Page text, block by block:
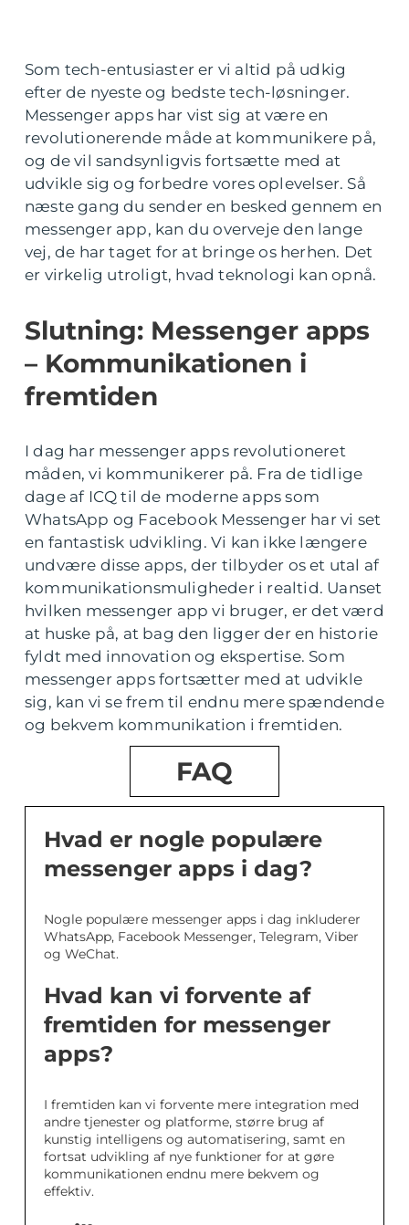
Som tech-entusiaster er vi altid på udkig
efter de nyeste og bedste tech-løsninger.
Messenger apps har vist sig at være en
revolutionerende måde at kommunikere på,
og de vil sandsynligvis fortsætte med at
udvikle sig og forbedre vores oplevelser. Så
næste gang du sender en besked gennem en
messenger app, kan du overveje den lange
vej, de har taget for at bringe os herhen. Det
er virkelig utroligt, hvad teknologi kan opnå.
Slutning: Messenger apps
– Kommunikationen i
fremtiden
I dag har messenger apps revolutioneret
måden, vi kommunikerer på. Fra de tidlige
dage af ICQ til de moderne apps som
WhatsApp og Facebook Messenger har vi set
en fantastisk udvikling. Vi kan ikke længere
undvære disse apps, der tilbyder os et utal af
kommunikationsmuligheder i realtid. Uanset
hvilken messenger app vi bruger, er det værd
at huske på, at bag den ligger der en historie
fyldt med innovation og ekspertise. Som
messenger apps fortsætter med at udvikle
sig, kan vi se frem til endnu mere spændende
og bekvem kommunikation i fremtiden.
FAQ
Hvad er nogle populære
messenger apps i dag?
Nogle populære messenger apps i dag inkluderer
WhatsApp, Facebook Messenger, Telegram, Viber
og WeChat.
Hvad kan vi forvente af
fremtiden for messenger
apps?
I fremtiden kan vi forvente mere integration med
andre tjenester og platforme, større brug af
kunstig intelligens og automatisering, samt en
fortsat udvikling af nye funktioner for at gøre
kommunikationen endnu mere bekvem og
effektiv.